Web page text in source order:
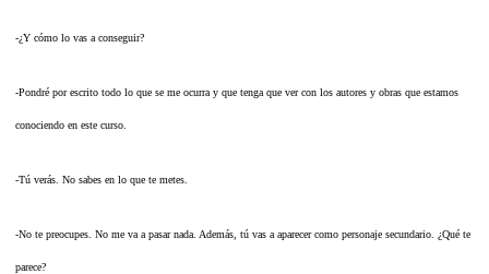
-¿Y cómo lo vas a conseguir?
-Pondré por escrito todo lo que se me ocurra y que tenga que ver con los autores y obras que estamos
conociendo en este curso.
-Tú verás. No sabes en lo que te metes.
-No te preocupes. No me va a pasar nada. Además, tú vas a aparecer como personaje secundario. ¿Qué te
parece?